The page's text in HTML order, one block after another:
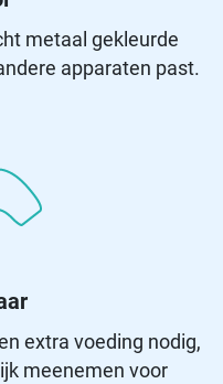
metaal gekleurde
apparaten past.
extra voeding nodig,
meenemen voor